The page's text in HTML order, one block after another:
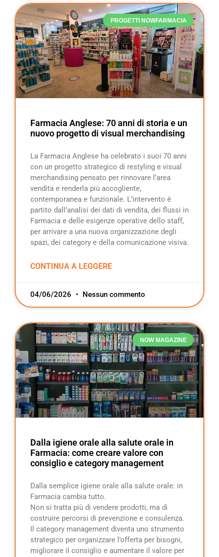
PROGETTI NOWFARMACIA
Farmacia Anglese: 70 anni di storia e un
nuovo progetto di visual merchandising
La Farmacia Anglese ha celebrato i suoi 70 anni
con un progetto strategico di restyling e visual
merchandising pensato per rinnovare l’area
vendita e renderla più accogliente,
contemporanea e funzionale. L’intervento è
partito dall’analisi dei dati di vendita, dei flussi in
Farmacia e delle esigenze operative dello staff,
per arrivare a una nuova organizzazione degli
spazi, dei category e della comunicazione visiva.
CONTINUA A LEGGERE
04/06/2026 Nessun commento
NOW MAGAZINE
Dalla igiene orale alla salute orale in
Farmacia: come creare valore con
consiglio e category management
Dalla semplice igiene orale alla salute orale: in
Farmacia cambia tutto.
Non si tratta più di vendere prodotti, ma di
costruire percorsi di prevenzione e consulenza.
Il category management diventa uno strumento
strategico per organizzare l’offerta per bisogni,
migliorare il consiglio e aumentare il valore per